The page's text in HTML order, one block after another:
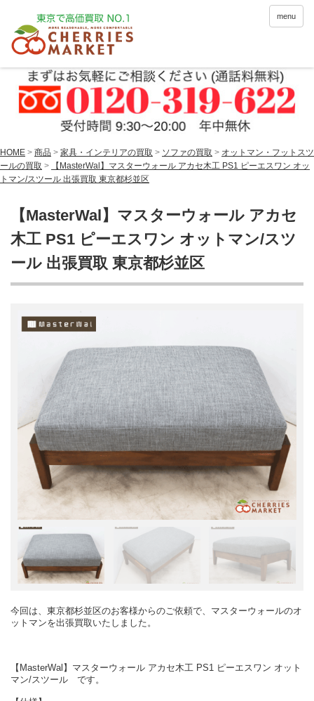
menu
HOME > 商品 > 家具・インテリアの買取 > ソファの買取 > オットマン・フットスツ
ールの買取 >
【MasterWal】マスターウォール アカセ木工 PS1 ピーエスワン オッ
トマン/スツール 出張買取 東京都杉並区
【MasterWal】マスターウォール アカセ
木工 PS1 ピーエスワン オットマン/スツ
ール 出張買取 東京都杉並区
今回は、東京都杉並区のお客様からのご依頼で、マスターウォールのオ
ットマンを出張買取いたしました。
【MasterWal】マスターウォール アカセ木工 PS1 ピーエスワン オット
マン/スツール です。